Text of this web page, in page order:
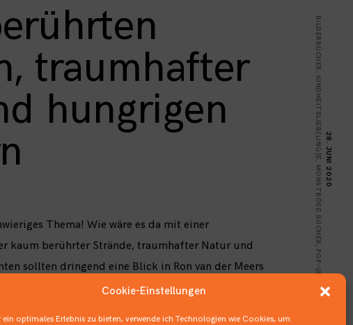
Cookie-Einstellungen
ein optimales Erlebnis zu bieten, verwende ich Technologien wie Cookies, um
traumhafter
hungrigen
28. JUNI 2020
BILDERBÜCHER
,
KINDHEITSLIEB(LING)E
,
MONSTRÖSE BÜCHER
,
POP-UP-BÜCHER
Thema! Wie wäre es da mit einer
kaum berührter Strände, traumhafter Natur und
sollten dringend eine Blick in Ron van der Meers
werfen, um dann ihre nächste Reise zu
soll es hingehen?